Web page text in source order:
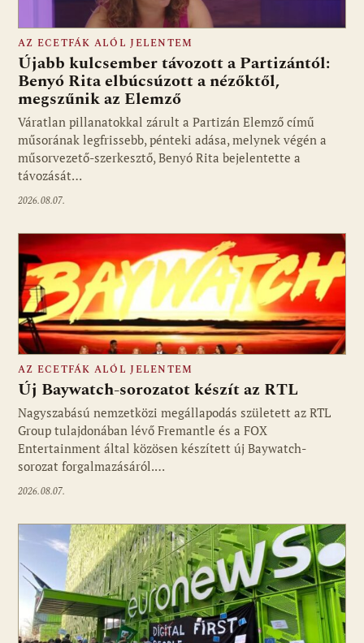
Fotó: media1.hu
AZ ECETFÁK ALÓL JELENTEM
Újabb kulcsember távozott a Partizántól:
Benyó Rita elbúcsúzott a nézőktől,
megszűnik az Elemző
Váratlan pillanatokkal zárult a Partizán Elemző című
műsorának legfrissebb, pénteki adása, melynek végén a
műsorvezető-szerkesztő, Benyó Rita bejelentette a
távozását…
2026.08.07.
Fotó: media1.hu
AZ ECETFÁK ALÓL JELENTEM
Új Baywatch-sorozatot készít az RTL
Nagyszabású nemzetközi megállapodás született az RTL
Group tulajdonában lévő Fremantle és a FOX
Entertainment által közösen készített új Baywatch-
sorozat forgalmazásáról.…
2026.08.07.